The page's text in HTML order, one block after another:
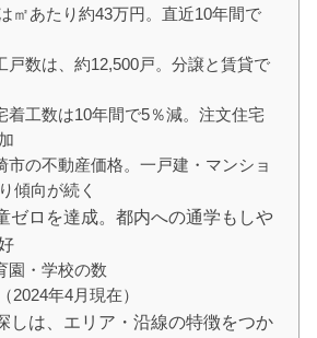
㎡あたり約43万円。直近10年間で
戸数は、約12,500戸。分譲と賃貸で
着工数は10年間で5％減。注文住宅
市の不動産価格。一戸建・マンショ
傾向が続く
ゼロを達成。都内への通学もしや
園・学校の数
2024年4月現在）
しは、エリア・沿線の特徴をつか